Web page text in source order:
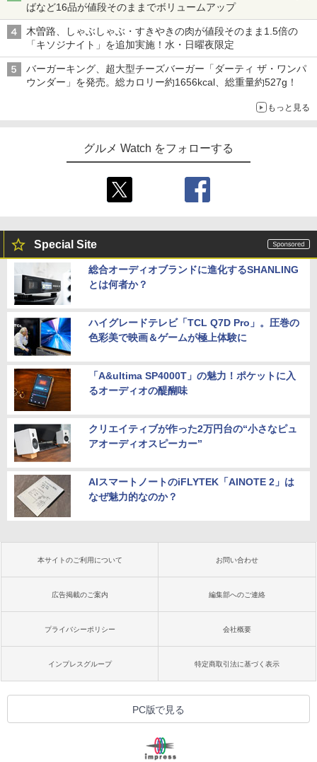
ばなど16品が値段そのままでボリュームアップ
木曽路、しゃぶしゃぶ・すきやきの肉が値段そのまま1.5倍の
「キソジナイト」を追加実施！水・日曜夜限定
バーガーキング、超大型チーズバーガー「ダーティ ザ・ワンパ
ウンダー」を発売。総カロリー約1656kcal、総重量約527g！
もっと見る
グルメ Watch をフォローする
Special Site
総合オーディオブランドに進化するSHANLING
とは何者か？
ハイグレードテレビ「TCL Q7D Pro」。圧巻の
色彩美で映画＆ゲームが極上体験に
「A&ultima SP4000T」の魅力！ポケットに入
るオーディオの醍醐味
クリエイティブが作った2万円台の“小さなピュ
アオーディオスピーカー”
AIスマートノートのiFLYTEK「AINOTE 2」は
なぜ魅力的なのか？
本サイトのご利用について お問い合わせ
広告掲載のご案内 編集部へのご連絡
プライバシーポリシー 会社概要
インプレスグループ 特定商取引法に基づく表示
PC版で見る